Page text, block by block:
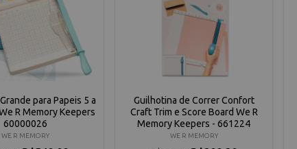
para Papeis 5 a
R Memory Keepers
60000026
WE R MEMORY
Guilhotina de Correr Confort
Craft Trim e Score Board We R
Memory Keepers - 661224
WE R MEMORY